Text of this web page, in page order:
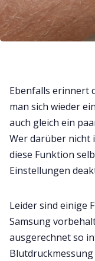
Ebenfalls erinnert
man sich wieder
auch gleich ein
Wer darüber nicht
diese Funktion
Einstellungen
Leider sind einige
Samsung
ausgerechnet so
Blutdruckmessung